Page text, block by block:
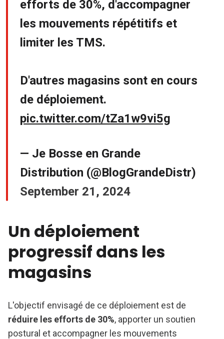
efforts de 30%, d'accompagner
les mouvements répétitifs et
limiter les TMS.
D'autres magasins sont en cours
de déploiement.
pic.twitter.com/tZa1w9vi5g
— Je Bosse en Grande
Distribution (@BlogGrandeDistr)
September 21, 2024
Un déploiement
progressif dans les
magasins
L'objectif envisagé de ce déploiement est de
réduire les efforts de 30%, apporter un soutien
postural et accompagner les mouvements